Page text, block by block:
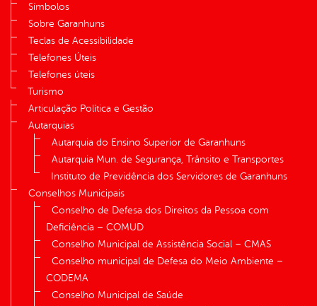
Símbolos
Sobre Garanhuns
Teclas de Acessibilidade
Telefones Úteis
Telefones úteis
Turismo
Articulação Política e Gestão
Autarquias
Autarquia do Ensino Superior de Garanhuns
Autarquia Mun. de Segurança, Trânsito e Transportes
Instituto de Previdência dos Servidores de Garanhuns
Conselhos Municipais
Conselho de Defesa dos Direitos da Pessoa com
Deficiência – COMUD
Conselho Municipal de Assistência Social – CMAS
Conselho municipal de Defesa do Meio Ambiente –
CODEMA
Conselho Municipal de Saúde